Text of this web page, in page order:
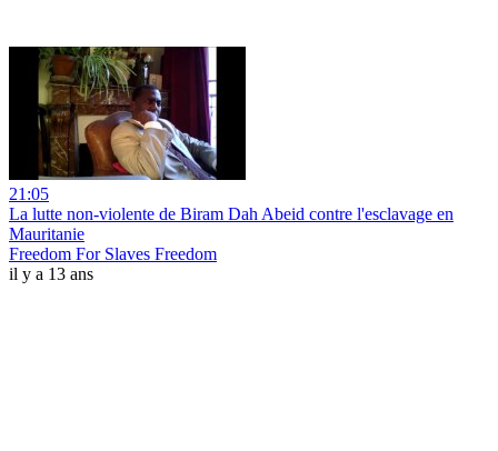
21:05
La lutte non-violente de Biram Dah Abeid contre l'esclavage en
Mauritanie
Freedom For Slaves Freedom
il y a 13 ans